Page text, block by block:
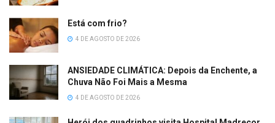
Está com frio?
4 DE AGOSTO DE 2026
ANSIEDADE CLIMÁTICA: Depois da Enchente, a
Chuva Não Foi Mais a Mesma
4 DE AGOSTO DE 2026